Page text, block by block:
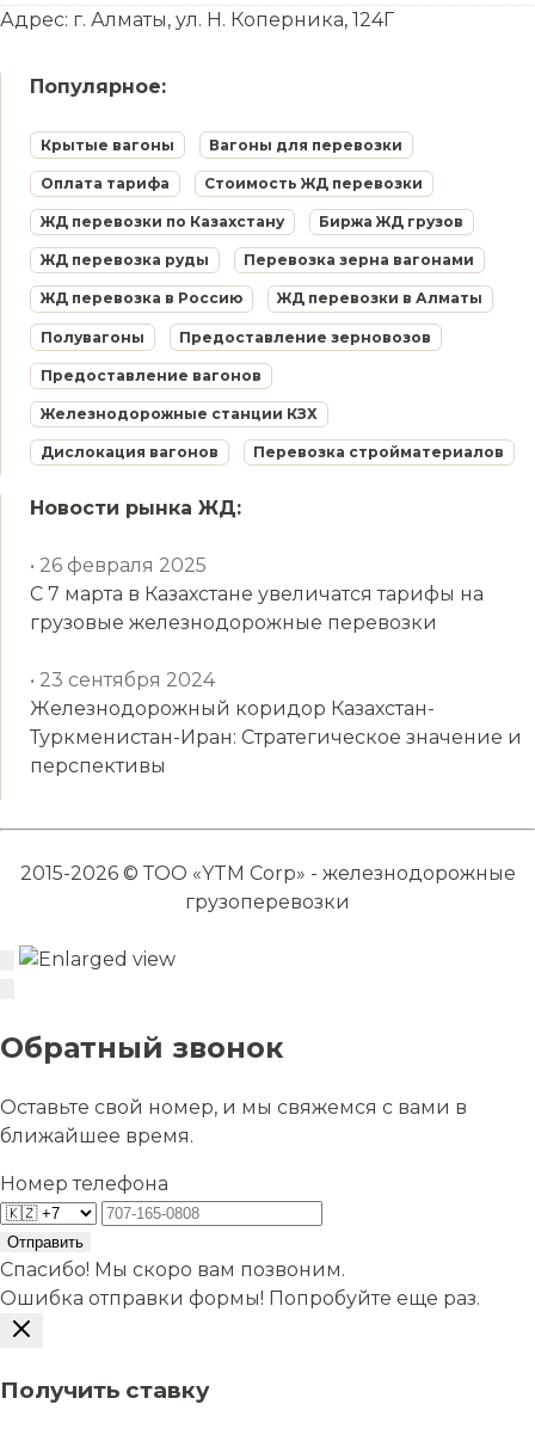
Адрес: г. Алматы, ул. Н. Коперника, 124Г
Популярное:
Крытые вагоны Вагоны для перевозки
Оплата тарифа Стоимость ЖД перевозки
ЖД перевозки по Казахстану Биржа ЖД грузов
ЖД перевозка руды Перевозка зерна вагонами
ЖД перевозка в Россию ЖД перевозки в Алматы
Полувагоны Предоставление зерновозов
Предоставление вагонов
Железнодорожные станции КЗХ
Дислокация вагонов Перевозка стройматериалов
Новости рынка ЖД:
• 26 февраля 2025
С 7 марта в Казахстане увеличатся тарифы на
грузовые железнодорожные перевозки
• 23 сентября 2024
Железнодорожный коридор Казахстан-
Туркменистан-Иран: Стратегическое значение и
перспективы
2015-2026 © ТОО «YTM Corp» - железнодорожные
грузоперевозки
Обратный звонок
Оставьте свой номер, и мы свяжемся с вами в
ближайшее время.
Номер телефона
Отправить
Спасибо! Мы скоро вам позвоним.
Ошибка отправки формы! Попробуйте еще раз.
Получить ставку